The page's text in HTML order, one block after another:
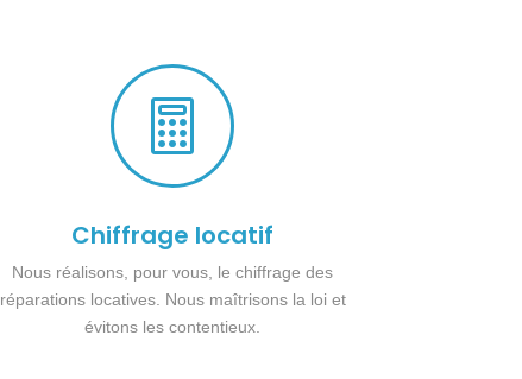

Chiffrage locatif
Nous réalisons, pour vous, le chiffrage des
réparations locatives. Nous maîtrisons la loi et
évitons les contentieux.